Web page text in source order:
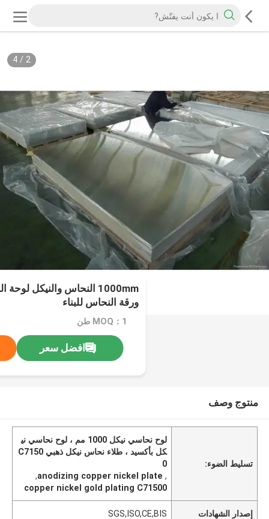
2
/
4
ورقة النحاس للبناء
MOQ：1 طن
افضل سعر
منتوج وصف
تسليط الضوء:
لوح نحاسي نيكل 1000 مم ، لوح نحاسي ني
كل بأكسيد ، طلاء نحاس نيكل ذهبي C7150
0
,
anodizing copper nickel plate
,
copper nickel gold plating C71500
إصدار الشهادات SGS,ISO,CE,BIS